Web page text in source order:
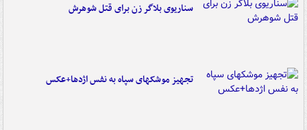
سناریوی بلاگر زن برای قتل شوهرش
تجهیز موشکهای سپاه به نفس اژدها+عکس